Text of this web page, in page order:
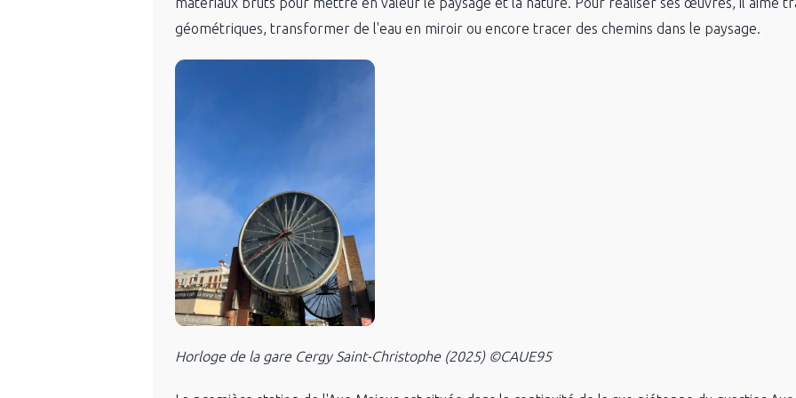
géométriques, transformer de l'eau en miroir ou encore tracer des chemins dans le paysage.
Horloge de la gare Cergy Saint-Christophe (2025) ©CAUE95